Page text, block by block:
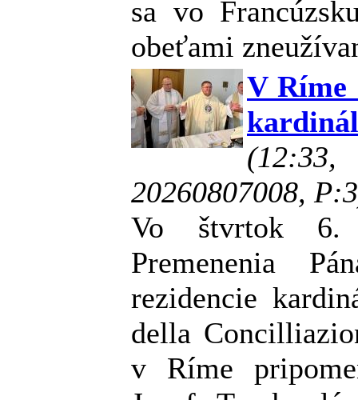
sa vo
obeťami
V Ríme
20260807008,
Vo štvrtok 6.
Premenenia
rezidencie
della
v Ríme